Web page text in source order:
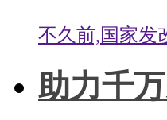
不久前,国家发
助力千